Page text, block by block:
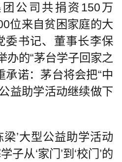
公司共捐资150万
位来自贫困家庭的大
委书记、董事长李保
办的“茅台学子回家之
承诺：茅台将会把“中
益助学活动继续做下
梁’大型公益助学活动
子从‘家门’到‘校门’的